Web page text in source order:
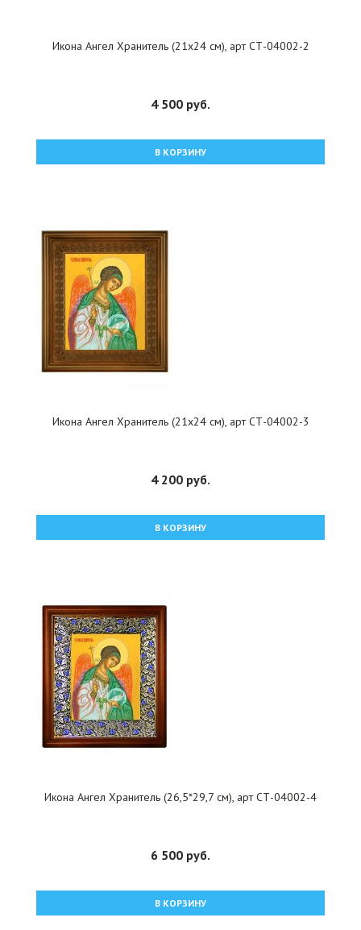
Икона Ангел Хранитель (21х24 см), арт СТ-04002-2
4 500 руб.
В КОРЗИНУ
Икона Ангел Хранитель (21х24 см), арт СТ-04002-3
4 200 руб.
В КОРЗИНУ
Икона Ангел Хранитель (26,5*29,7 см), арт СТ-04002-4
6 500 руб.
В КОРЗИНУ